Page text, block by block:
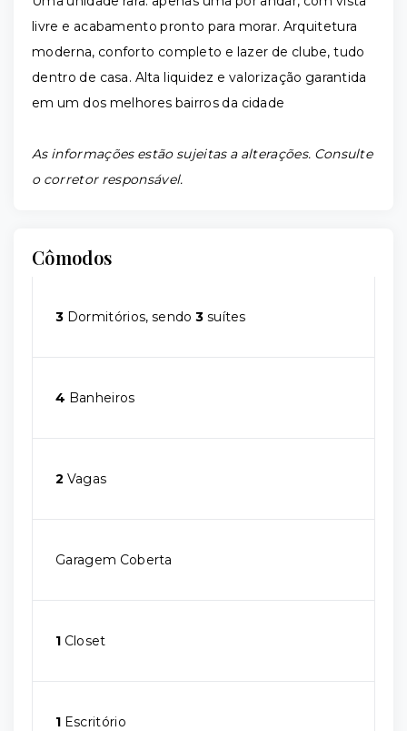
livre e acabamento pronto para morar. Arquitetura
moderna, conforto completo e lazer de clube, tudo
dentro de casa. Alta liquidez e valorização garantida
em um dos melhores bairros da cidade
As informações estão sujeitas a alterações. Consulte
o corretor responsável.
Cômodos
3 Dormitórios, sendo3 suítes
4 Banheiros
2 Vagas
Garagem Coberta
1 Closet
1 Escritório